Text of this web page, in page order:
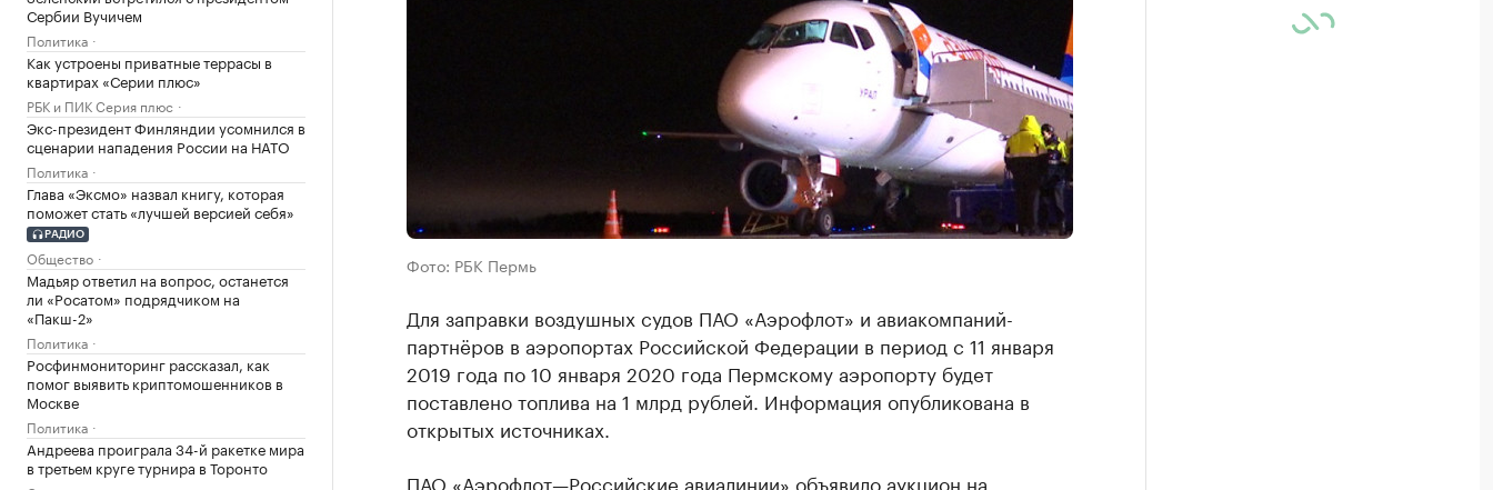
Сербии Вучичем
Политика
Как устроены приватные террасы в
квартирах «Серии плюс»
РБК и ПИК Серия плюс
Экс-президент Финляндии усомнился в
сценарии нападения России на НАТО
Политика
Глава «Эксмо» назвал книгу, которая
поможет стать «лучшей версией себя»
РАДИО
Общество
Мадьяр ответил на вопрос, останется
ли «Росатом» подрядчиком на
«Пакш-2»
Политика
Росфинмониторинг рассказал, как
помог выявить криптомошенников в
Москве
Политика
Андреева проиграла 34-й ракетке мира
в третьем круге турнира в Торонто
Фото: РБК Пермь
Для заправки воздушных судов ПАО «Аэрофлот» и авиакомпаний-
партнёров в аэропортах Российской Федерации в период с 11 января
2019 года по 10 января 2020 года Пермскому аэропорту будет
поставлено топлива на 1 млрд рублей. Информация опубликована в
открытых источниках.
ПАО «Аэрофлот—Российские авиалинии» объявило аукцион на